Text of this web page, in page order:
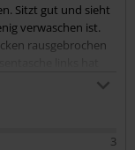
Sitzt gut und sieht
verwaschen ist.
rausgebrochen
wieder.
am
erst während
3